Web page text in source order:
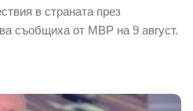
в страната през
съобщиха от МВР на 9 август.